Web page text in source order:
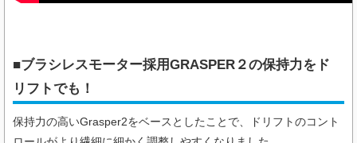
■ブラシレスモーター採用GRASPER２の保持力をド
リフトでも！
保持力の高いGrasper2をベースとしたことで、ドリフトのコント